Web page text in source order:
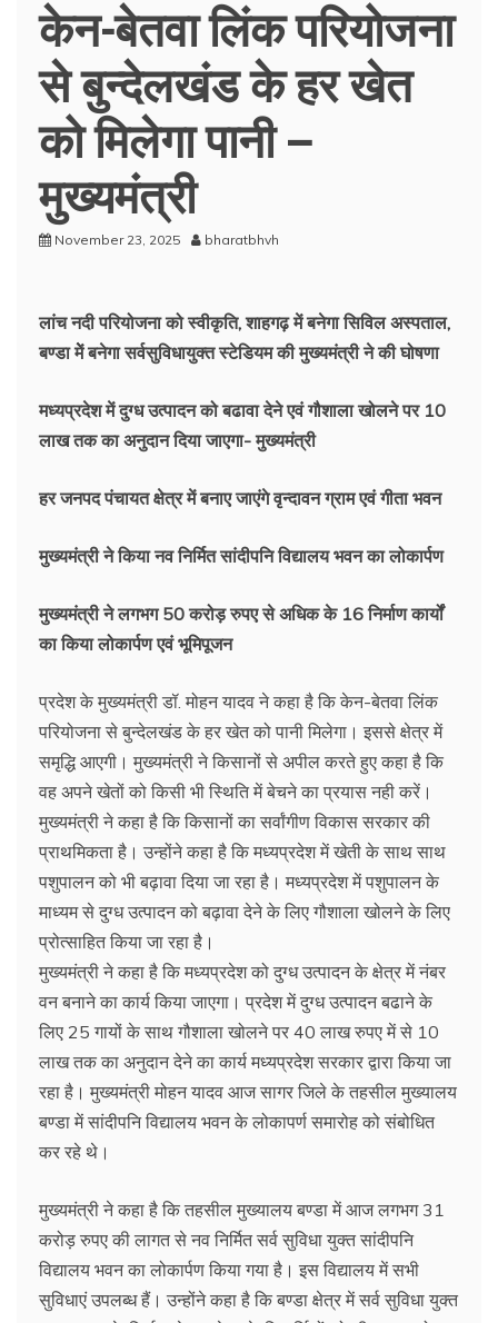
केन-बेतवा लिंक परियोजना
से बुन्देलखंड के हर खेत
को मिलेगा पानी –
मुख्यमंत्री
November 23, 2025 bharatbhvh
लांच नदी परियोजना को स्वीकृति, शाहगढ़ में बनेगा सिविल अस्पताल,
बण्डा मेें बनेगा सर्वसुविधायुक्त स्टेडियम की मुख्यमंत्री ने की घोषणा
मध्यप्रदेश में दुग्ध उत्पादन को बढावा देने एवं गौशाला खोलने पर 10
लाख तक का अनुदान दिया जाएगा- मुख्यमंत्री
हर जनपद पंचायत क्षेत्र में बनाए जाएंगे वृन्दावन ग्राम एवं गीता भवन
मुख्यमंत्री ने किया नव निर्मित सांदीपनि विद्यालय भवन का लोकार्पण
मुख्यमंत्री ने लगभग 50 करोड़ रुपए से अधिक के 16 निर्माण कार्यों
का किया लोकार्पण एवं भूमिपूजन
प्रदेश के मुख्यमंत्री डॉ. मोहन यादव ने कहा है कि केन-बेतवा लिंक
परियोजना से बुन्देलखंड के हर खेत को पानी मिलेगा। इससे क्षेत्र में
समृद्धि आएगी। मुख्यमंत्री ने किसानों से अपील करते हुए कहा है कि
वह अपने खेतों को किसी भी स्थिति में बेचने का प्रयास नही करें।
मुख्यमंत्री ने कहा है कि किसानों का सर्वांगीण विकास सरकार की
प्राथमिकता है। उन्होंने कहा है कि मध्यप्रदेश में खेती के साथ साथ
पशुपालन को भी बढ़ावा दिया जा रहा है। मध्यप्रदेश में पशुपालन के
माध्यम से दुग्ध उत्पादन को बढ़ावा देने के लिए गौशाला खोलने के लिए
प्रोत्साहित किया जा रहा है।
मुख्यमंत्री ने कहा है कि मध्यप्रदेश को दुग्ध उत्पादन के क्षेत्र में नंबर
वन बनाने का कार्य किया जाएगा। प्रदेश में दुग्ध उत्पादन बढाने के
लिए 25 गायों के साथ गौशाला खोलने पर 40 लाख रुपए में से 10
लाख तक का अनुदान देने का कार्य मध्यप्रदेश सरकार द्वारा किया जा
रहा है। मुख्यमंत्री मोहन यादव आज सागर जिले के तहसील मुख्यालय
बण्डा में सांदीपनि विद्यालय भवन के लोकापर्ण समारोह को संबोधित
कर रहे थे।
मुख्यमंत्री ने कहा है कि तहसील मुख्यालय बण्डा में आज लगभग 31
करोड़ रुपए की लागत से नव निर्मित सर्व सुविधा युक्त सांदीपनि
विद्यालय भवन का लोकार्पण किया गया है। इस विद्यालय में सभी
सुविधाएं उपलब्ध हैं। उन्होंने कहा है कि बण्डा क्षेत्र में सर्व सुविधा युक्त